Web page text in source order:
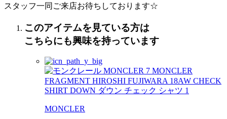
スタッフ一同ご来店お待ちしております☆
このアイテムを見ている方は
こちらにも興味を持っています
MONCLER